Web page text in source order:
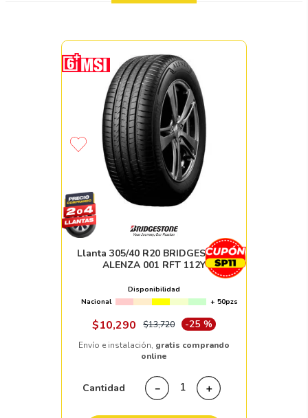
Llanta 305/40 R20 BRIDGESTONE
ALENZA 001 RFT 112Y
Disponibilidad
Nacional
+ 50pzs
$10,290 $13,720 -25 %
Envío e instalación, gratis comprando
online
Cantidad ＋
－